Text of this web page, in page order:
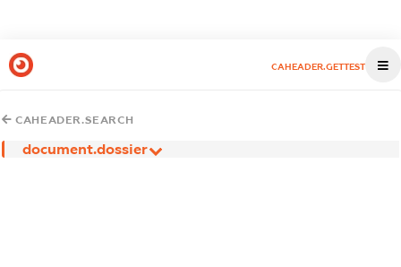
CAHEADER.GETTEST
CAHEADER.SEARCH
document.dossier